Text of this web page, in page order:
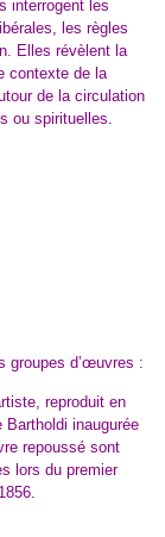
interrogent les
les règles
Elles révèlent la
contexte de la
de la circulation
ou spirituelles.
groupes d’œuvres :
reproduit en
Bartholdi inaugurée
repoussé sont
lors du premier